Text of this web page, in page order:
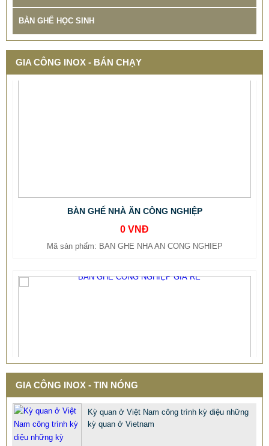
BÀN GHẾ HỌC SINH
GIA CÔNG INOX - BÁN CHẠY
0 VNĐ
Mã sản phẩm: BAN GHE NHA AN CONG NGHIEP
GIA CÔNG INOX - TIN NÓNG
Kỳ quan ở Việt Nam công trình kỳ diệu những
kỳ quan ở Vietnam